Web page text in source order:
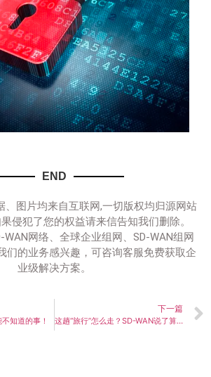
END
、图片均来自互联网,一切版权均归源网站
侵犯了您的权益请来信告知我们删除。
WAN网络、全球企业组网、SD-WAN组网
们的业务感兴趣，可咨询客服免费获取企
业级解决方案。
知道的事！
下一篇
这趟“旅行”怎么走？SD-WAN说了算！